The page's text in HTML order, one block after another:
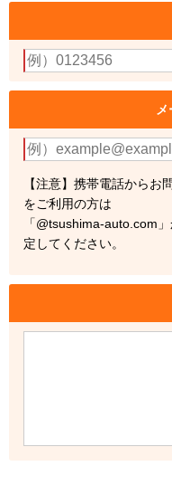
【注意】携帯電話からお
をご利用の方は
「@tsushima-auto.com
定してください。